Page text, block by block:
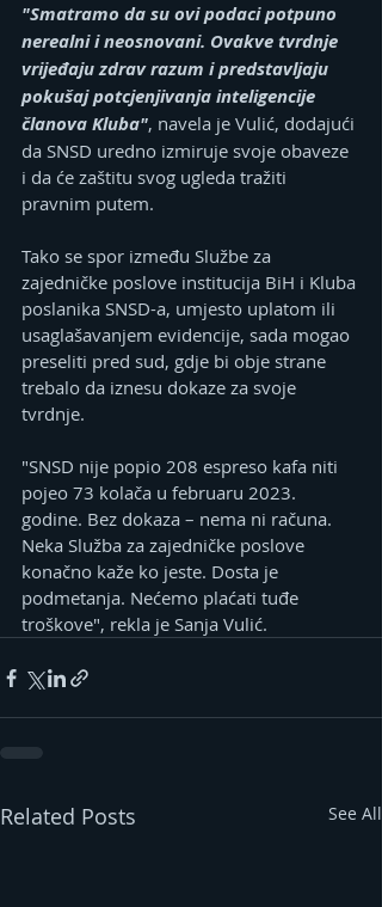
"Smatramo da su ovi podaci potpuno
nerealni i neosnovani. Ovakve tvrdnje
vrijeđaju zdrav razum i predstavljaju
pokušaj potcjenjivanja inteligencije
članova Kluba", navela je Vulić, dodajući
da SNSD uredno izmiruje svoje obaveze
i da će zaštitu svog ugleda tražiti
pravnim putem.
Tako se spor između Službe za
zajedničke poslove institucija BiH i Kluba
poslanika SNSD-a, umjesto uplatom ili
usaglašavanjem evidencije, sada mogao
preseliti pred sud, gdje bi obje strane
trebalo da iznesu dokaze za svoje
tvrdnje.
"SNSD nije popio 208 espreso kafa niti
pojeo 73 kolača u februaru 2023.
godine. Bez dokaza – nema ni računa.
Neka Služba za zajedničke poslove
konačno kaže ko jeste. Dosta je
podmetanja. Nećemo plaćati tuđe
troškove", rekla je Sanja Vulić.
Related Posts See All